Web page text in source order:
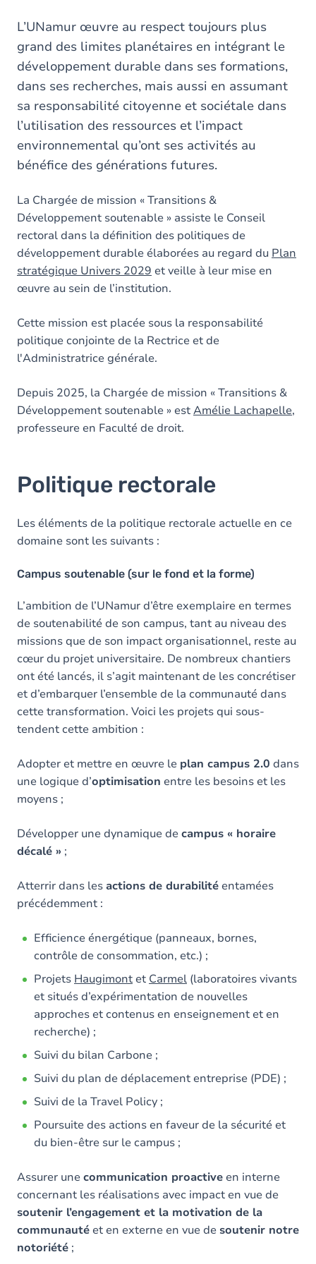
here
L’UNamur œuvre au respect toujours plus
grand des limites planétaires en intégrant le
développement durable dans ses formations,
dans ses recherches, mais aussi en assumant
sa responsabilité citoyenne et sociétale dans
l’utilisation des ressources et l’impact
environnemental qu’ont ses activités au
bénéfice des générations futures.
La Chargée de mission « Transitions &
Développement soutenable » assiste le Conseil
rectoral dans la définition des politiques de
développement durable élaborées au regard du Plan
stratégique Univers 2029 et veille à leur mise en
œuvre au sein de l’institution.
Cette mission est placée sous la responsabilité
politique conjointe de la Rectrice et de
l'Administratrice générale.
Depuis 2025, la Chargée de mission « Transitions &
Développement soutenable » estAmélie Lachapelle,
professeure en Faculté de droit.
Politique rectorale
Les éléments de la politique rectorale actuelle en ce
domaine sont les suivants :
Campus soutenable (sur le fond et la forme)
L’ambition de l’UNamur d’être exemplaire en termes
de soutenabilité de son campus, tant au niveau des
missions que de son impact organisationnel, reste au
cœur du projet universitaire. De nombreux chantiers
ont été lancés, il s’agit maintenant de les concrétiser
et d’embarquer l’ensemble de la communauté dans
cette transformation. Voici les projets qui sous-
tendent cette ambition :
Adopter et mettre en œuvre le plan campus 2.0 dans
une logique d’optimisation entre les besoins et les
moyens ;
Développer une dynamique decampus « horaire
décalé » ;
Atterrir dans lesactions de durabilité entamées
précédemment :
Efficience énergétique (panneaux, bornes,
contrôle de consommation, etc.) ;
Projets Haugimont et Carmel (laboratoires vivants
et situés d’expérimentation de nouvelles
approches et contenus en enseignement et en
recherche) ;
Suivi du bilan Carbone ;
Suivi du plan de déplacement entreprise (PDE) ;
Suivi de la Travel Policy ;
Poursuite des actions en faveur de la sécurité et
du bien-être sur le campus ;
Assurer unecommunication proactive en interne
concernant les réalisations avec impact en vue de
soutenir l’engagement et la motivation de la
communauté et en externe en vue de soutenir notre
notoriété ;